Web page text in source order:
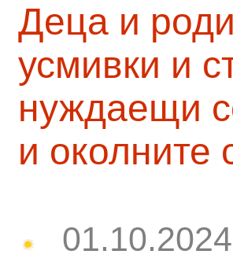
Деца и
усмивки и
нуждаещи
и околните
01.10.2024